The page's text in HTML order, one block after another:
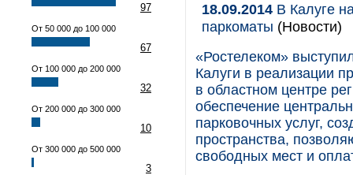
97
От 50 000 до 100 000
67
От 100 000 до 200 000
32
От 200 000 до 300 000
10
От 300 000 до 500 000
3
18.09.2014 В Калуге
паркоматы (Новости)
«Ростелеком»
Калуги в реализации
в областном центре
обеспечение
парковочных услуг,
пространства,
свободных мест и